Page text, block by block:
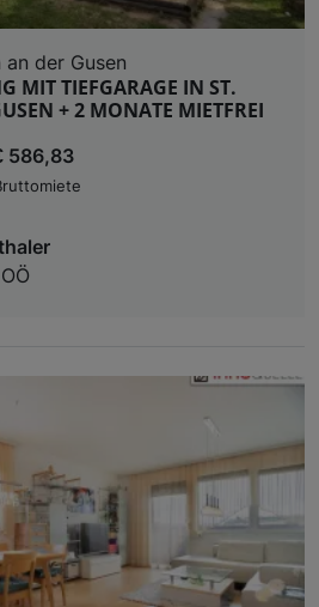
der Gusen
MIT TIEFGARAGE IN ST.
+ 2 MONATE MIETFREI
586,83